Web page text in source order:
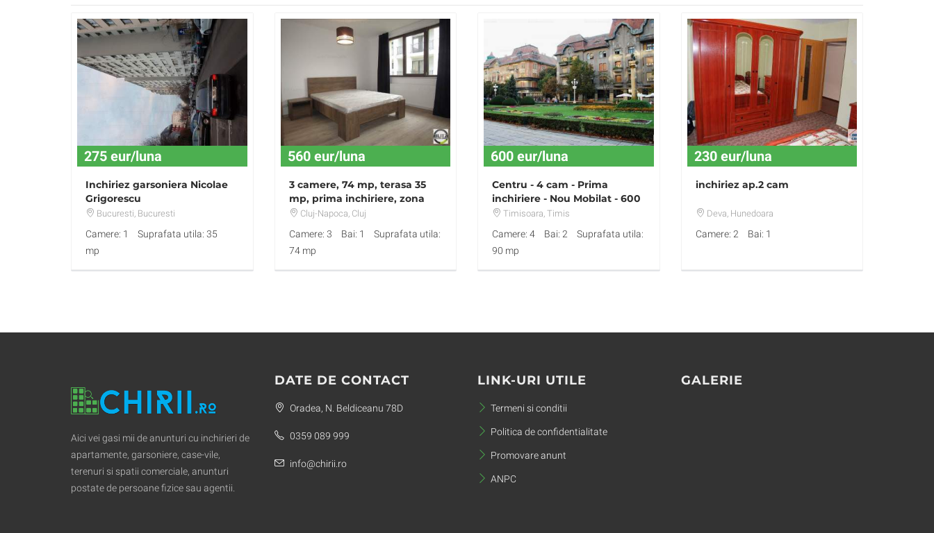
275 eur/luna
Inchiriez garsoniera Nicolae
Grigorescu
Bucuresti, Bucuresti
Camere: 1
Suprafata utila: 35
mp
560 eur/luna
3 camere, 74 mp, terasa 35
mp, prima inchiriere, zona
strazii Eugen Ionesco
Cluj-Napoca, Cluj
Camere: 3 Bai: 1
Suprafata utila:
74 mp
600 eur/luna
Centru - 4 cam - Prima
inchiriere - Nou Mobilat - 600
eu!Timisoara, Timis
Camere: 4 Bai: 2
Suprafata utila:
90 mp
230 eur/luna
inchiriez ap.2 cam
Deva, Hunedoara
Camere: 2 Bai: 1
Aici vei gasi mii de anunturi cu inchirieri de
apartamente, garsoniere, case-vile,
terenuri si spatii comerciale, anunturi
postate de persoane fizice sau agentii.
DATE DE CONTACT
Oradea, N. Beldiceanu 78D
0359 089 999
info@chirii.ro
LINK-URI UTILE
Termeni si conditii
Politica de confidentialitate
Promovare anunt
ANPC
GALERIE